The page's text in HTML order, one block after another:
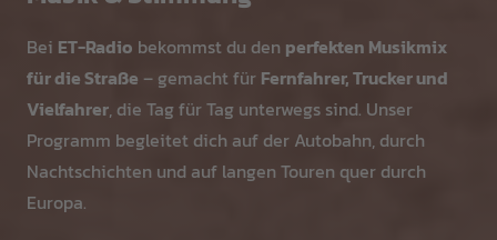
Bei ET-Radio bekommst du den perfekten Musikmix
für die Straße – gemacht für Fernfahrer, Trucker und
Vielfahrer, die Tag für Tag unterwegs sind. Unser
Programm begleitet dich auf der Autobahn, durch
Nachtschichten und auf langen Touren quer durch
Europa.